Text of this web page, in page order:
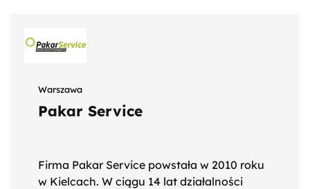
Warszawa
Pakar Service
Firma Pakar Service powstała w 2010 roku
w Kielcach. W ciągu 14 lat działalności